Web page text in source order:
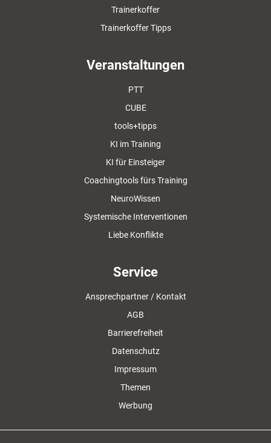
Trainerkoffer
Trainerkoffer Tipps
Veranstaltungen
PTT
CUBE
tools+tipps
KI im Training
KI für Einsteiger
Coachingtools fürs Training
NeuroWissen
Systemische Interventionen
Liebe Konflikte
Service
Ansprechpartner / Kontakt
AGB
Barrierefreiheit
Datenschutz
Impressum
Themen
Werbung